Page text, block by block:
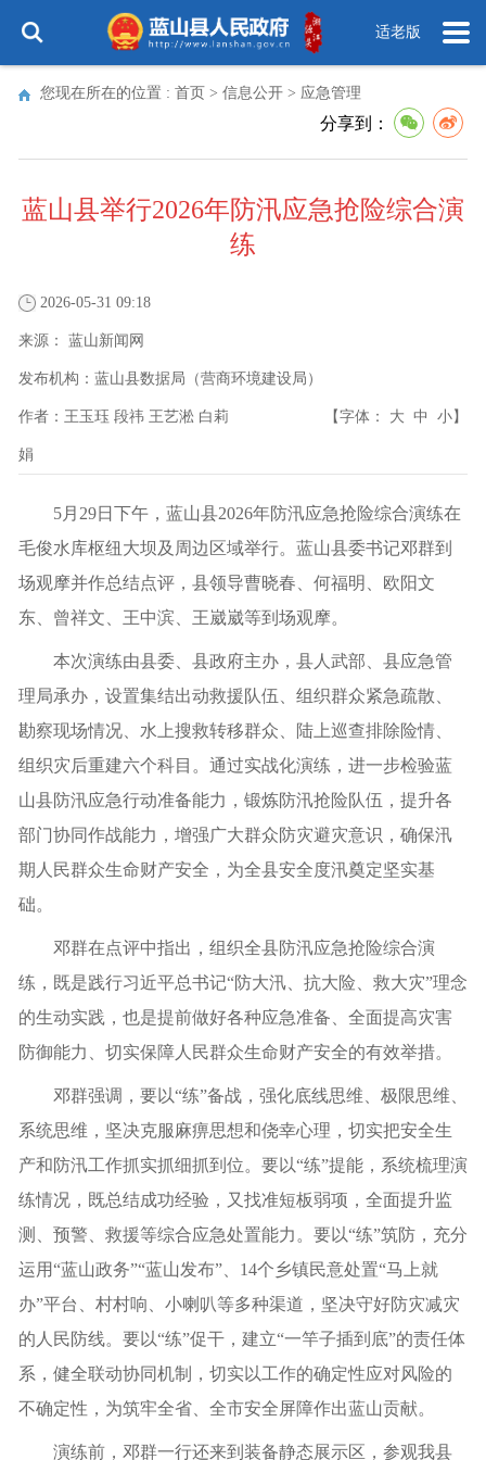
适老版
您现在所在的位置 : 首页 > 信息公开 > 应急管理
分享到：
蓝山县举行2026年防汛应急抢险综合演
练
2026-05-31 09:18
来源： 蓝山新闻网
发布机构： 蓝山县数据局（营商环境建设局）
作者： 王玉珏 段祎 王艺淞 白莉
娟
【字体： 大 中 小】
5月29日下午，蓝山县2026年防汛应急抢险综合演练在
毛俊水库枢纽大坝及周边区域举行。蓝山县委书记邓群到
场观摩并作总结点评，县领导曹晓春、何福明、欧阳文
东、曾祥文、王中滨、王崴崴等到场观摩。
本次演练由县委、县政府主办，县人武部、县应急管
理局承办，设置集结出动救援队伍、组织群众紧急疏散、
勘察现场情况、水上搜救转移群众、陆上巡查排除险情、
组织灾后重建六个科目。通过实战化演练，进一步检验蓝
山县防汛应急行动准备能力，锻炼防汛抢险队伍，提升各
部门协同作战能力，增强广大群众防灾避灾意识，确保汛
期人民群众生命财产安全，为全县安全度汛奠定坚实基
础。
邓群在点评中指出，组织全县防汛应急抢险综合演
练，既是践行习近平总书记“防大汛、抗大险、救大灾”理念
的生动实践，也是提前做好各种应急准备、全面提高灾害
防御能力、切实保障人民群众生命财产安全的有效举措。
邓群强调，要以“练”备战，强化底线思维、极限思维、
系统思维，坚决克服麻痹思想和侥幸心理，切实把安全生
产和防汛工作抓实抓细抓到位。要以“练”提能，系统梳理演
练情况，既总结成功经验，又找准短板弱项，全面提升监
测、预警、救援等综合应急处置能力。要以“练”筑防，充分
运用“蓝山政务”“蓝山发布”、14个乡镇民意处置“马上就
办”平台、村村响、小喇叭等多种渠道，坚决守好防灾减灾
的人民防线。要以“练”促干，建立“一竿子插到底”的责任体
系，健全联动协同机制，切实以工作的确定性应对风险的
不确定性，为筑牢全省、全市安全屏障作出蓝山贡献。
演练前，邓群一行还来到装备静态展示区，参观我县